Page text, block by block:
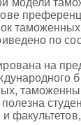
модели
по
на
и